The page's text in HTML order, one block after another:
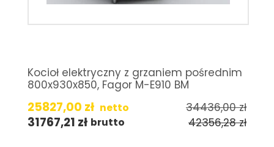
Kocioł elektryczny z grzaniem pośrednim
800x930x850, Fagor M-E910 BM
25827,00 zł netto 34436,00zł
31767,21 zł brutto 42356,28zł